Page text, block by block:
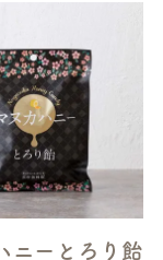
ニーとろり飴